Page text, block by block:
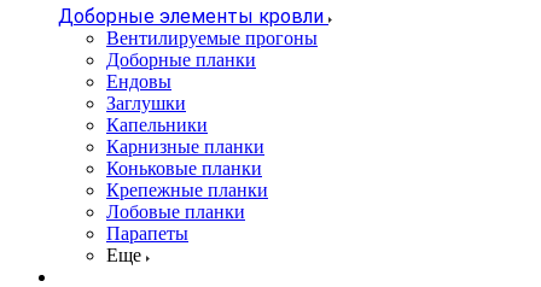
Доборные элементы кровли
Вентилируемые прогоны
Доборные планки
Ендовы
Заглушки
Капельники
Карнизные планки
Коньковые планки
Крепежные планки
Лобовые планки
Парапеты
Еще